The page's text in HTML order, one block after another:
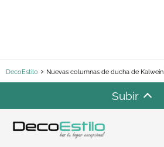
DecoEstilo Nuevas columnas de ducha de Kalwein
Subir